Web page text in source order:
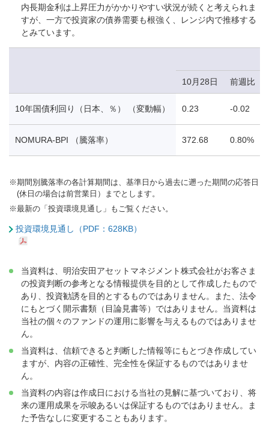
内長期金利は上昇圧力がかかりやすい状況が続くと考えられま
すが、一方で投資家の債券需要も根強く、レンジ内で推移する
とみています。
10月28日 前週比
10年国債利回り（日本、％） （変動幅） 0.23 -0.02
NOMURA-BPI （騰落率） 372.68 0.80%
※期間別騰落率の各計算期間は、基準日から過去に遡った期間の応答日
(休日の場合は前営業日）までとします。
※最新の「投資環境見通し」もご覧ください。
投資環境見通し（PDF：628KB）
当資料は、明治安田アセットマネジメント株式会社がお客さま
の投資判断の参考となる情報提供を目的として作成したもので
あり、投資勧誘を目的とするものではありません。また、法令
にもとづく開示書類（目論見書等）ではありません。当資料は
当社の個々のファンドの運用に影響を与えるものではありませ
ん。
当資料は、信頼できると判断した情報等にもとづき作成してい
ますが、内容の正確性、完全性を保証するものではありませ
ん。
当資料の内容は作成日における当社の見解に基づいており、将
来の運用成果を示唆あるいは保証するものではありません。ま
た予告なしに変更することもあります。